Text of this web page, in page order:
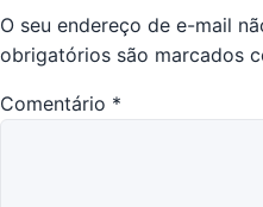
O seu endereço de e-mail
obrigatórios são marcados
Comentário *